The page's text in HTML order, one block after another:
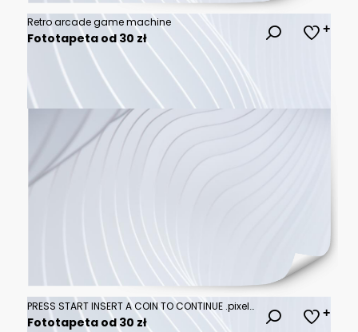
Retro arcade game machine
Fototapeta od 30 zł
PRESS START INSERT A COIN TO CONTINUE .pixel art .8 bit game.retro game. for game assets in vector illustrations.Retro Futurism Sci-Fi Background. glowing neon grid.and stars from vintage arcade comp
Fototapeta od 30 zł